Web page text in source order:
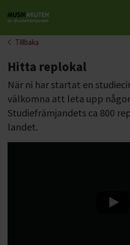
Gå till studiefrämjandets startsida
Tillbaka
Hitta replokal
När ni har startat en
välkomna att leta upp
Studiefrämjandets ca 800
landet.